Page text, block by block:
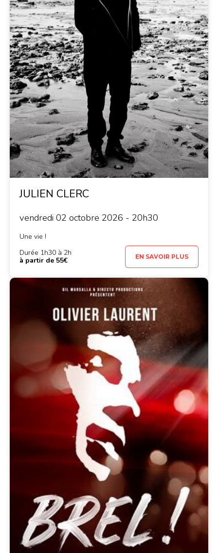
JULIEN CLERC
vendredi 02 octobre 2026 - 20h30
Une vie !
Durée 1h30 à 2h
à partir de 55€
EN SAVOIR PLUS